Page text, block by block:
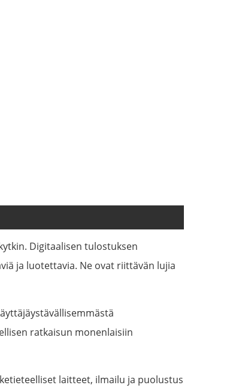
Digitaalisen tulostuksen
ja luotettavia. Ne ovat riittävän lujia
ratkaisun monenlaisiin
laitteet, ilmailu ja puolustus